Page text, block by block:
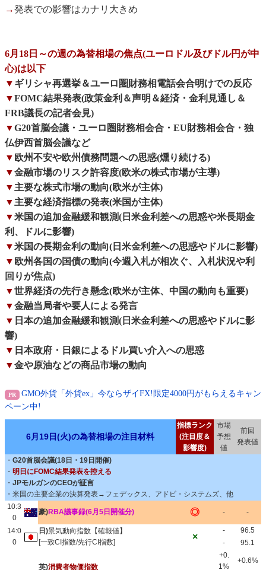
→発表での影響はカナリ大きめ
6月18日～の週の為替相場の焦点(ユーロドル及びドル円が中
心)は以下
▼ ギリシャ再選挙＆ユーロ圏財務相電話会合明けでの反応
▼FOMC結果発表(政策金利＆声明＆経済・金利見通し＆
FRB議長の記者会見)
▼G20首脳会議・ユーロ圏財務相会合・EU財務相会合・独
仏伊西首脳会議など
▼ 欧州不安や欧州債務問題への思惑(燻り続ける)
▼金融市場のリスク許容度(欧米の株式市場が主導)
▼主要な株式市場の動向(欧米が主体)
▼主要な経済指標の発表(米国が主体)
▼米国の追加金融緩和観測(日米金利差への思惑や米長期金
利、ドルに影響)
▼米国の長期金利の動向(日米金利差への思惑やドルに影響)
▼ 欧州各国の国債の動向(今週入札が相次ぐ、入札状況や利
回りが焦点)
▼世界経済の先行き懸念(欧米が主体、中国の動向も重要)
▼金融当局者や要人による発言
▼ 日本の追加金融緩和観測(日米金利差への思惑やドルに影
響)
▼ 日本政府・日銀によるドル買い介入への思惑
▼金や原油などの商品市場の動向
GMO外貨「外貨ex」今ならザイFX!限定4000円がもらえるキャン
ペーン中!
6月19日(火)の為替相場の注目材料
指標ランク
(注目度＆
影響度)
市場
予想
値
前回
発表値
・ G20首脳会議(18日・19日開催)
・ 明日にFOMC結果発表を控える
・ JPモルガンのCEOが証言
・米国の主要企業の決算発表→フェデックス、アドビ・システムズ、他
10:3
0
豪)RBA議事録(6月5日開催分) ◎ - -
14:0
0
日)景気動向指数【確報値】
[一致CI指数/先行CI指数]
×
-
96.5
-
95.1
英)消費者物価指数
+0.
1%
+0.6%